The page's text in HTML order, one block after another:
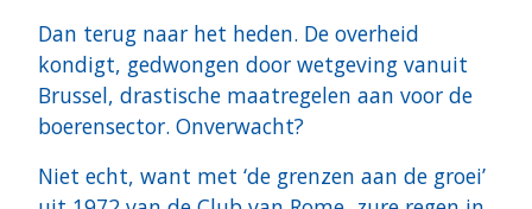
Dan terug naar het heden. De overheid
kondigt, gedwongen door wetgeving vanuit
Brussel, drastische maatregelen aan voor de
boerensector. Onverwacht?
Niet echt, want met ‘de grenzen aan de groei’